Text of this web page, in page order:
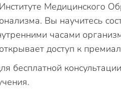
Медицинского
Вы научитесь
часами
доступ к
бесплатной